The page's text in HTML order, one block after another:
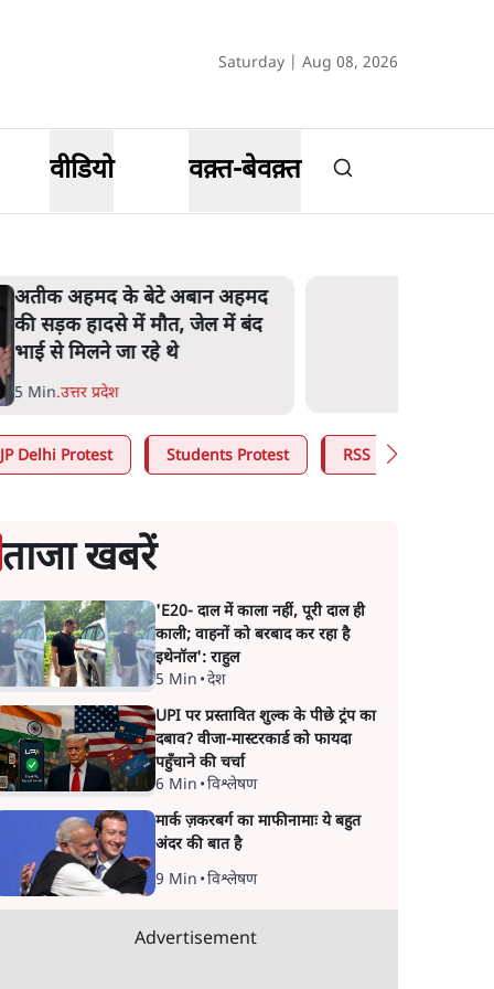
Saturday | Aug 08, 2026
वीडियो वक़्त-बेवक़्त
अतीक अहमद के बेटे अबान अहमद
की सड़क हादसे में मौत, जेल में बंद
भाई से मिलने जा रहे थे
5 Min.उत्तर प्रदेश
Delhi Protest Students Protest RSS
ताजा खबरें
'E20- दाल में काला नहीं, पूरी दाल ही
काली; वाहनों को बरबाद कर रहा है
इथेनॉल': राहुल
5 Min •देश
UPI पर प्रस्तावित शुल्क के पीछे ट्रंप का
दबाव? वीजा-मास्टरकार्ड को फायदा
पहुँचाने की चर्चा
6 Min •विश्लेषण
मार्क ज़करबर्ग का माफीनामाः ये बहुत
अंदर की बात है
9 Min •विश्लेषण
Advertisement